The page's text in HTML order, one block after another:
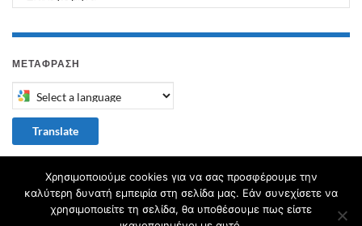
ΜΕΤΑΦΡΑΣΗ
Select a language to translate this page
Translate
© 2026 Το ιστολόγιο του 1ου Γυμνασίου Μαρκοπούλου.
Χρησιμοποιούμε cookies για να σας προσφέρουμε την
καλύτερη δυνατή εμπειρία στη σελίδα μας. Εάν συνεχίσετε να
χρησιμοποιείτε τη σελίδα, θα υποθέσουμε πως είστε